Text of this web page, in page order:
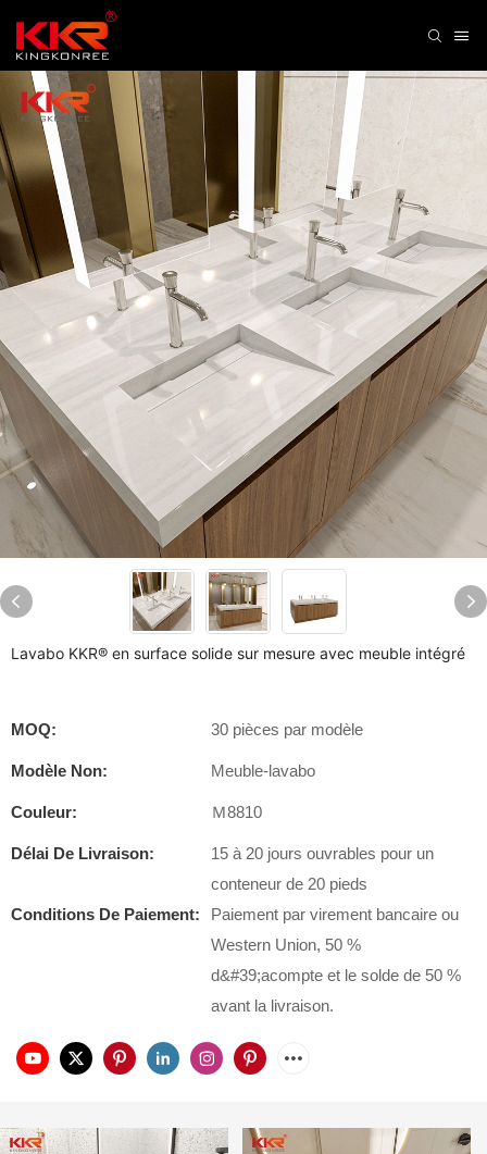
Lavabo KKR® en surface solide sur mesure avec meuble intégré
MOQ: 30 pièces par modèle
Modèle Non: Meuble-lavabo
Couleur: Ｍ8810
Délai De Livraison:
15 à 20 jours ouvrables pour un
conteneur de 20 pieds
Conditions De Paiement:
Paiement par virement bancaire ou
Western Union, 50 %
d&#39;acompte et le solde de 50 %
avant la livraison.